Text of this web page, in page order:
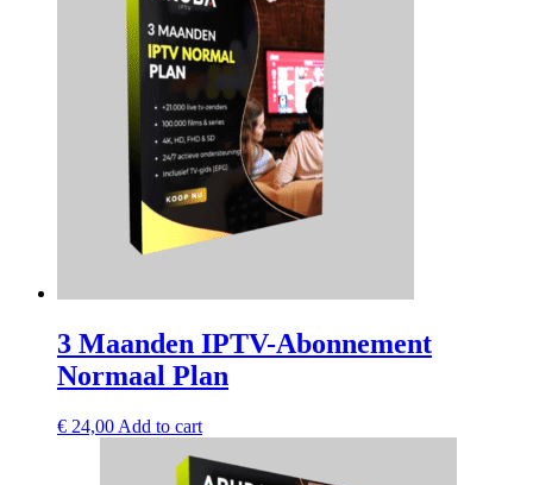
3 Maanden IPTV-Abonnement
Normaal Plan
€ 24,00 Add to cart